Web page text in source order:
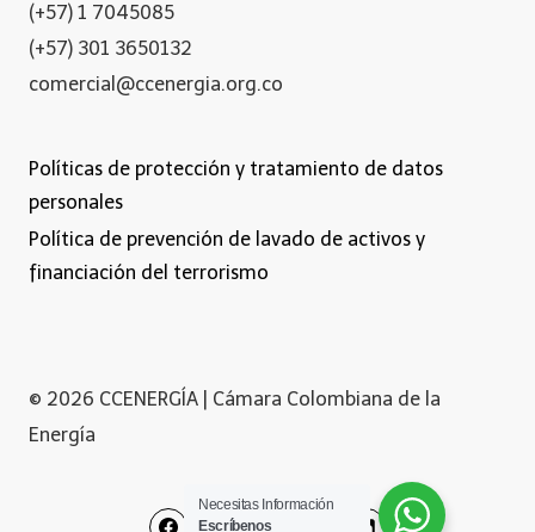
(+57) 1 7045085
(+57) 301 3650132
comercial@ccenergia.org.co
Políticas de protección y tratamiento de datos
personales
Política de prevención de lavado de activos y
financiación del terrorismo
© 2026 CCENERGÍA | Cámara Colombiana de la
Energía
Necesitas Información
Escríbenos